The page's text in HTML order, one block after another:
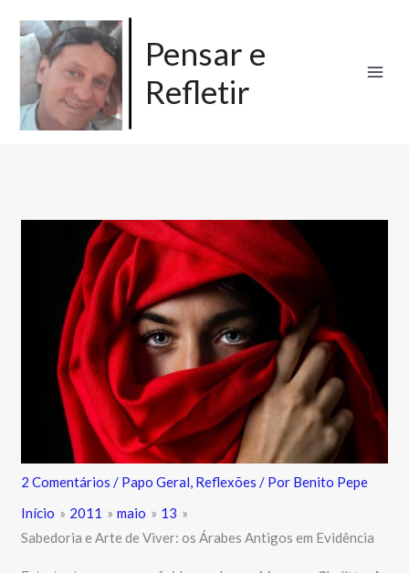
para
conteúdo
Pensar e
Refletir
2 Comentários / Papo Geral, Reflexões / Por Benito Pepe
Início
2011 maio
13
Sabedoria e Arte de Viver: os Árabes Antigos em Evidência